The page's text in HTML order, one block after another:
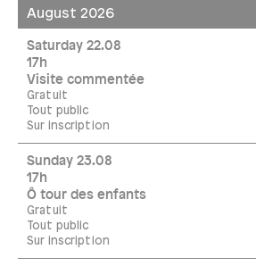
August 2026
Saturday 22.08
17h
Visite commentée
Gratuit
Tout public
Sur inscription
Sunday 23.08
17h
Ô tour des enfants
Gratuit
Tout public
Sur inscription